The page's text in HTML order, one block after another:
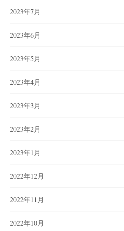
2023年7月
2023年6月
2023年5月
2023年4月
2023年3月
2023年2月
2023年1月
2022年12月
2022年11月
2022年10月